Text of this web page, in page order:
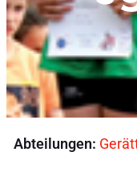
Abteilungen: